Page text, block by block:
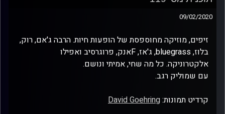
09/02/2020
זיפים, מוזיקה מחוספסת של הופעות חיות. הרבה ג'אם, רוק,
בלוז, bluegrass, ג'אז, Fאנק, פרוגרסיב ואפילו
אלקטרוניקה. כל מה שחי, אמיתי ונושם.
עם שמוליק רגב.
קרדיט תמונות:David Goehring